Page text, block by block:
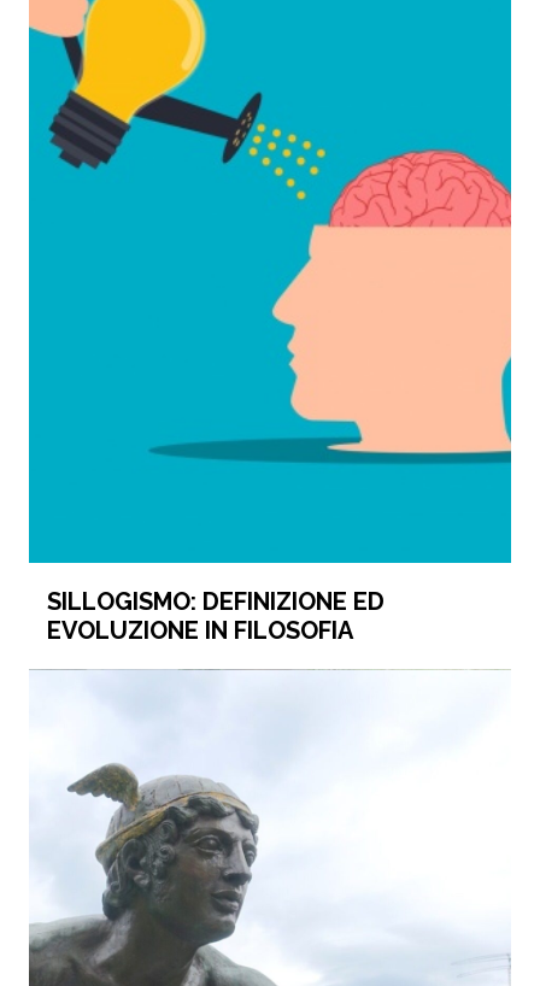
SILLOGISMO: DEFINIZIONE ED
EVOLUZIONE IN FILOSOFIA